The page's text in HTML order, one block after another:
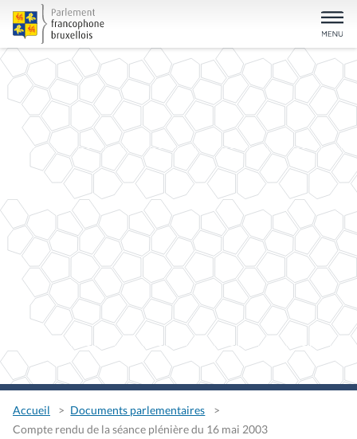
Accueil
Documents parlementaires
Compte rendu de la séance plénière du 16 mai 2003